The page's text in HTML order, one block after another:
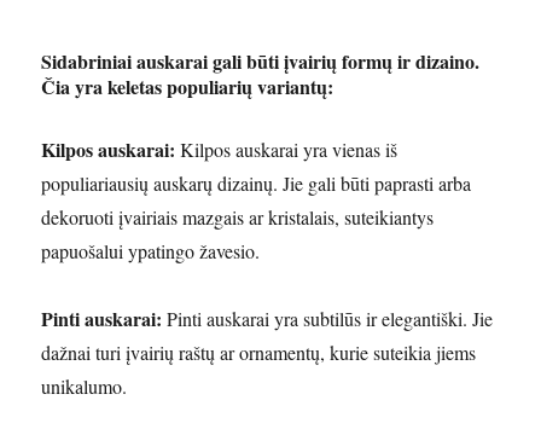
Sidabriniai auskarai gali būti įvairių formų ir dizaino.
Čia yra keletas populiarių variantų:
Kilpos auskarai: Kilpos auskarai yra vienas iš
populiariausių auskarų dizainų. Jie gali būti paprasti arba
dekoruoti įvairiais mazgais ar kristalais, suteikiantys
papuošalui ypatingo žavesio.
Pinti auskarai: Pinti auskarai yra subtilūs ir elegantiški. Jie
dažnai turi įvairių raštų ar ornamentų, kurie suteikia jiems
unikalumo.